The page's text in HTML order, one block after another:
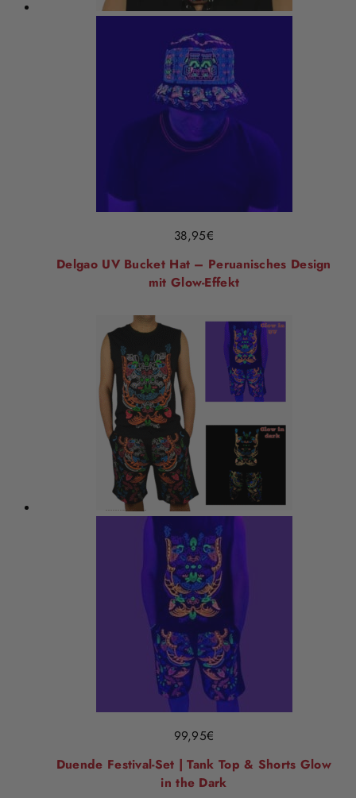
38,95€
Delgao UV Bucket Hat – Peruanisches Design
mit Glow-Effekt
99,95€
Duende Festival-Set | Tank Top & Shorts Glow
in the Dark